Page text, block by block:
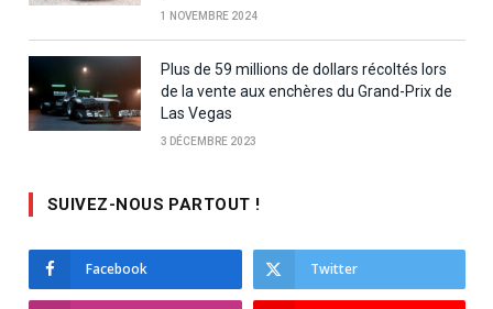
1 NOVEMBRE 2024
Plus de 59 millions de dollars récoltés lors
de la vente aux enchères du Grand-Prix de
Las Vegas
3 DÉCEMBRE 2023
SUIVEZ-NOUS PARTOUT !
Facebook Twitter